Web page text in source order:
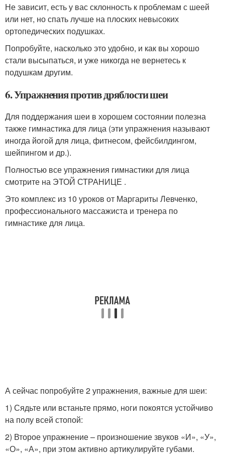
Не зависит, есть у вас склонность к проблемам с шеей
или нет, но спать лучше на плоских невысоких
ортопедических подушках.
Попробуйте, насколько это удобно, и как вы хорошо
стали высыпаться, и уже никогда не вернетесь к
подушкам другим.
6. Упражнения против дряблости шеи
Для поддержания шеи в хорошем состоянии полезна
также гимнастика для лица (эти упражнения называют
иногда йогой для лица, фитнесом, фейсбилдингом,
шейпингом и др.).
Полностью все упражнения гимнастики для лица
смотрите на ЭТОЙ СТРАНИЦЕ .
Это комплекс из 10 уроков от Маргариты Левченко,
профессионального массажиста и тренера по
гимнастике для лица.
А сейчас попробуйте 2 упражнения, важные для шеи:
1) Сядьте или встаньте прямо, ноги покоятся устойчиво
на полу всей стопой:
2) Второе упражнение – произношение звуков «И», «У»,
«О», «А», при этом активно артикулируйте губами.